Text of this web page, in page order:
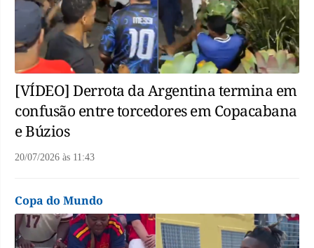
[VÍDEO] Derrota da Argentina termina em
confusão entre torcedores em Copacabana
e Búzios
20/07/2026 às 11:43
Copa do Mundo